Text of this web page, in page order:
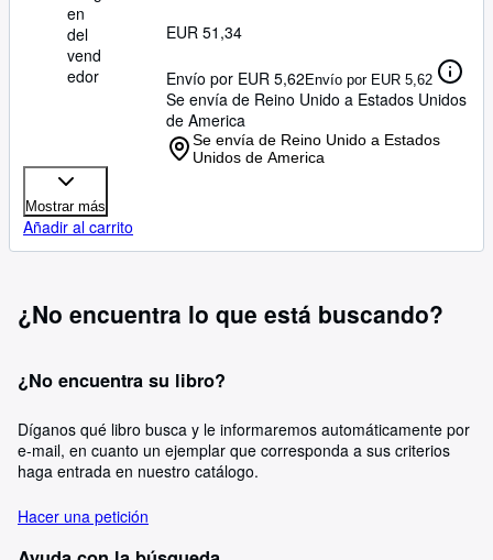
en
del
vend
edor
EUR 51,34
Envío por EUR 5,62 Envío por EUR 5,62
Se envía de Reino Unido a Estados Unidos
de America
Se envía de Reino Unido a Estados
Unidos de America
Mostrar más
Añadir al carrito
¿No encuentra lo que está buscando?
¿No encuentra su libro?
Díganos qué libro busca y le informaremos automáticamente por
e-mail, en cuanto un ejemplar que corresponda a sus criterios
haga entrada en nuestro catálogo.
Hacer una petición